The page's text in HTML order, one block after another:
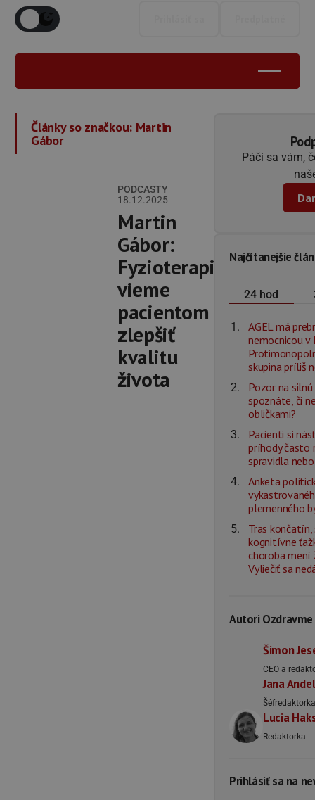
Články so značkou: Martin
Gábor
PODCASTY
18.12.2025
Martin
Gábor:
Fyzioterapiou
vieme
pacientom
zlepšiť
kvalitu
života
Páči sa vám,
Najčítanejšie
24 hod
AGEL má
nemocnicou v
skupina príliš
Pozor na
spoznáte, či
obličkami?
Pacienti si
príhody často
spravidla
Anketa
plemenného
Tras
kognitívne
choroba mení
Vyliečiť sa
Autori Ozdravme
Šimon
CEO a
Jana
Lucia
Redaktorka
Prihlásiť sa na